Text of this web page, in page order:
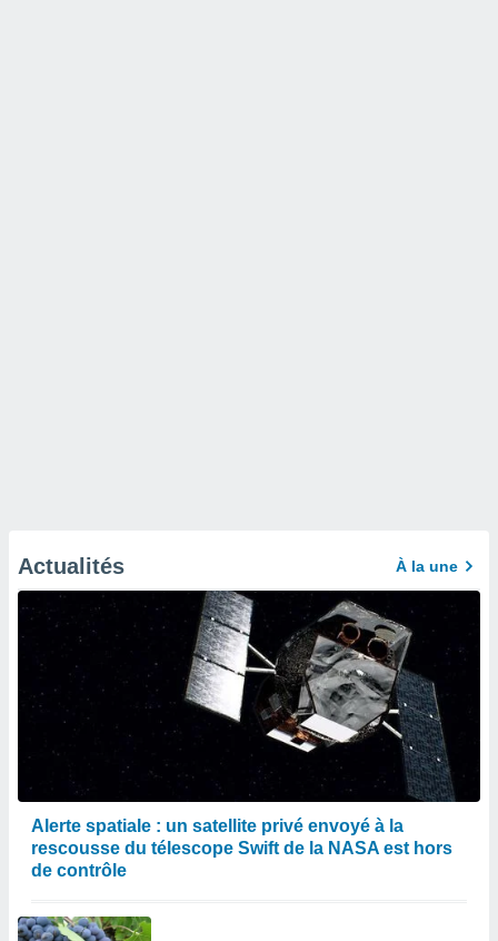
Actualités À la une
Alerte spatiale : un satellite privé envoyé à la
rescousse du télescope Swift de la NASA est hors
de contrôle